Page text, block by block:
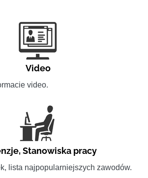
Video
video.
,Stanowiska pracy
lista najpopularniejszych zawodów.